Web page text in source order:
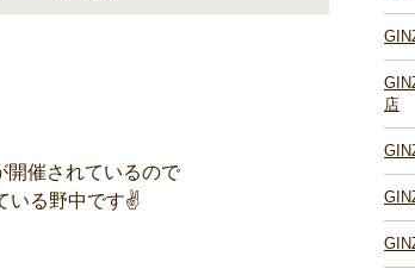
開催されているので
いる野中です✌
店